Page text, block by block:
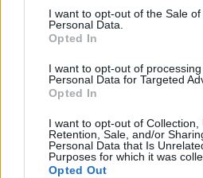
consent section.
I want to opt-out of the Sale of
Personal Data.
Opted In
I want to opt-out of
Personal Data for Targeted
Opted In
I want to opt-out of Collection,
Retention, Sale, and/or
Personal Data that Is
Purposes for which it was
Opted Out
A buszon azt nézegettem,
söröző Budakeszin. Ott még
éve a Két Józsiban, meg
Amnézia lesz a végállomás.